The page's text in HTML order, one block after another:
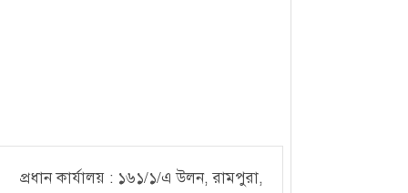
প্রধান কার্যালয় : ১৬১/১/এ উলন, রামপুরা,